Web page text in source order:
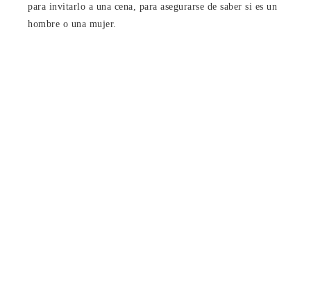
para invitarlo a una cena, para asegurarse de saber si es un
hombre o una mujer.